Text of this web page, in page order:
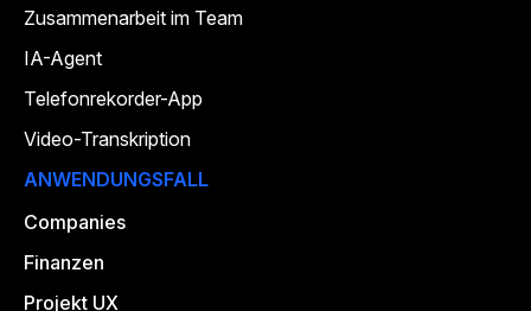
Zusammenarbeit im Team
IA-Agent
Telefonrekorder-App
Video-Transkription
ANWENDUNGSFALL
Companies
Finanzen
Projekt UX